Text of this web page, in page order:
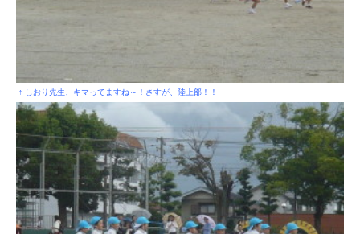
↑ しおり先生、キマってますね～！さすが、陸上部！！